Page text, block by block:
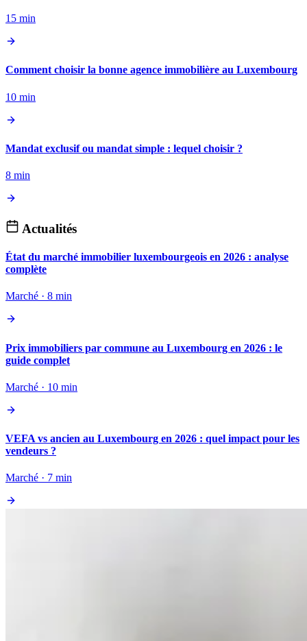
15 min
Comment choisir la bonne agence immobilière au Luxembourg
10 min
Mandat exclusif ou mandat simple : lequel choisir ?
8 min
Actualités
État du marché immobilier luxembourgeois en 2026 : analyse
complète
Marché · 8 min
Prix immobiliers par commune au Luxembourg en 2026 : le
guide complet
Marché · 10 min
VEFA vs ancien au Luxembourg en 2026 : quel impact pour les
vendeurs ?
Marché · 7 min